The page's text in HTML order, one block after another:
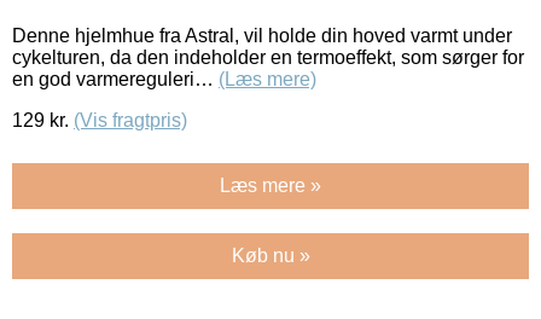
Denne hjelmhue fra Astral, vil holde din hoved varmt under
cykelturen, da den indeholder en termoeffekt, som sørger for
en god varmereguleri… (Læs mere)
129 kr. (Vis fragtpris)
Læs mere »
Køb nu »